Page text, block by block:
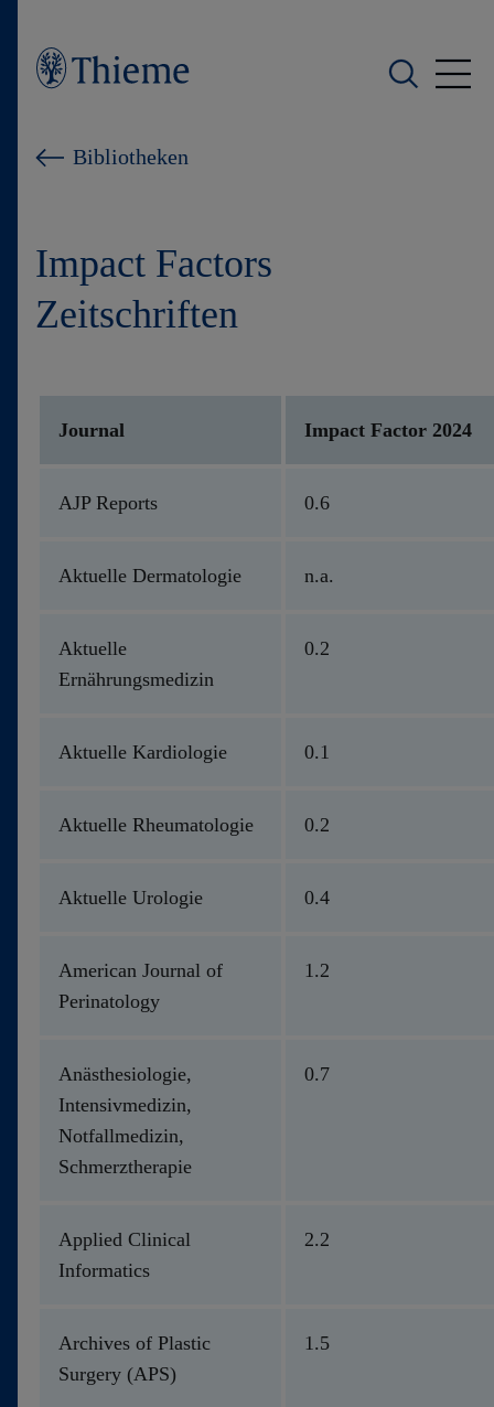
Wen wir unterstützen
Produkte
Kontakt
Bibliotheken
Impact Factors
Zeitschriften
Journal Impact Factor 2024
AJP Reports 0.6
Aktuelle Dermatologie n.a.
Aktuelle
Ernährungsmedizin
0.2
Aktuelle Kardiologie 0.1
Aktuelle Rheumatologie 0.2
Aktuelle Urologie 0.4
American Journal of
Perinatology
1.2
Anästhesiologie,
Intensivmedizin,
Notfallmedizin,
Schmerztherapie
0.7
Applied Clinical
Informatics
2.2
Archives of Plastic
Surgery (APS)
1.5